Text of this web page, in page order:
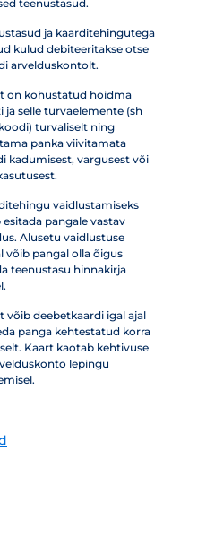
teenustasud.
ja kaarditehingutega
kulud debiteeritakse otse
arvelduskontolt.
on kohustatud hoidma
ja selle turvaelemente (sh
turvaliselt ning
panka viivitamata
kadumisest, vargusest või
vaidlustamiseks
pangale vastav
Alusetu vaidlustuse
võib pangal olla õigus
teenustasu hinnakirja
võib deebetkaardi igal ajal
panga kehtestatud korra
Kaart kaotab kehtivuse
lepingu